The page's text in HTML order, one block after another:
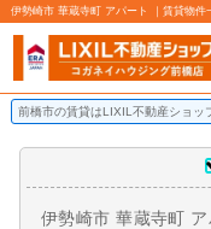
伊勢崎市 華蔵寺町 アパート ｜賃貸物
前橋市の賃貸はLIXIL不動産ショッ
伊勢崎市 華蔵寺町